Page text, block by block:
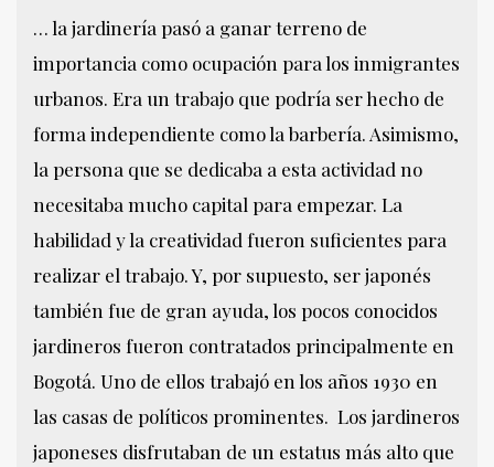
… la jardinería pasó a ganar terreno de
importancia como ocupación para los inmigrantes
urbanos. Era un trabajo que podría ser hecho de
forma independiente como la barbería. Asimismo,
la persona que se dedicaba a esta actividad no
necesitaba mucho capital para empezar. La
habilidad y la creatividad fueron suficientes para
realizar el trabajo. Y, por supuesto, ser japonés
también fue de gran ayuda, los pocos conocidos
jardineros fueron contratados principalmente en
Bogotá. Uno de ellos trabajó en los años 1930 en
las casas de políticos prominentes. Los jardineros
japoneses disfrutaban de un estatus más alto que